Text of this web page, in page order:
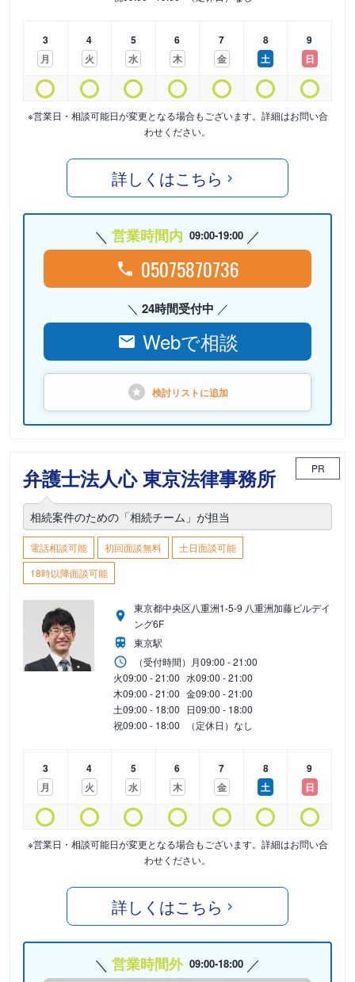
3
月
4
火
5
水
6
木
7
金
8
土
9
日
※営業日・相談可能日が変更となる場合もございます。詳細はお問い合
わせください。
詳しくはこちら
営業時間内 09:00-19:00
05075870736
24時間受付中
Webで相談
検討リストに追加
弁護士法人心 東京法律事務所 PR
相続案件のための「相続チーム」が担当
電話相談可能 初回面談無料
土日面談可能
18時以降面談可能
東京都中央区八重洲1-5-9 八重洲加藤ビルデイ
ング6F
東京駅
（受付時間） 月09:00 - 21:00
火09:00 - 21:00 水09:00 - 21:00
木09:00 - 21:00 金09:00 - 21:00
土09:00 - 18:00 日09:00 - 18:00
祝09:00 - 18:00 （定休日）なし
3
月
4
火
5
水
6
木
7
金
8
土
9
日
※営業日・相談可能日が変更となる場合もございます。詳細はお問い合
わせください。
詳しくはこちら
営業時間外 09:00-18:00